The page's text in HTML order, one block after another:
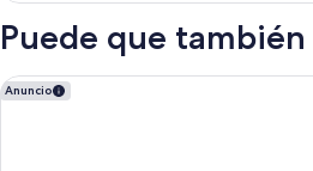
ruedas
en
de
ruedas
Puede que
Anuncio
Hotel Vincci SoMa